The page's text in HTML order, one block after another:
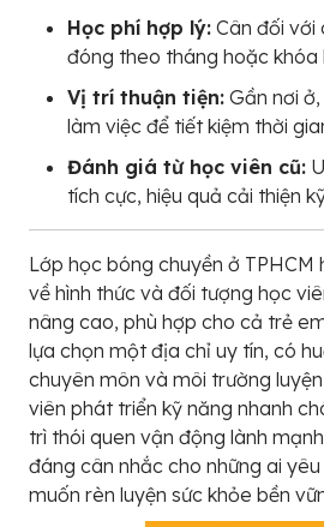
Học phí hợp lý: Cân đối với
đóng theo tháng hoặc khóa
Vị trí thuận tiện: Gần nơi
làm việc để tiết kiệm thời
Đánh giá từ học viên cũ:
tích cực, hiệu quả cải thiện
Lớp học bóng chuyền ở TPHCM
về hình thức và đối tượng học
nâng cao, phù hợp cho cả trẻ
lựa chọn một địa chỉ uy tín, có
chuyên môn và môi trường
viên phát triển kỹ năng nhanh
trì thói quen vận động lành
đáng cân nhắc cho những ai
muốn rèn luyện sức khỏe bền